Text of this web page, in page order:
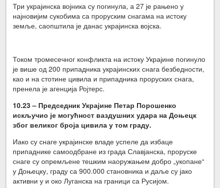
Три украјинска војника су погинула, а 27 је рањено у
најновијим сукобима са проруским снагама на истоку
земље, саопштила је данас украјинска војска.
Током тромесечног конфликта на истоку Украјине погинуло
је више од 200 припадника украјинских снага безбедности,
као и на стотине цивила и припадника проруских снага,
пренела је агенција Ројтерс.
10.23 – Председник Украјине Петар Порошенко
искључио је могућност ваздушних удара на Доњецк
због великог броја цивила у том граду.
Иако су снаге украјинске владе успеле да избаце
припаднике самоодбране из града Славјанска, проруске
снаге су опремљене тешким наоружањем добро „укопане“
у Доњецку, граду са 900.000 становника и даље су јако
активни у и око Луганска на граници са Русијом.